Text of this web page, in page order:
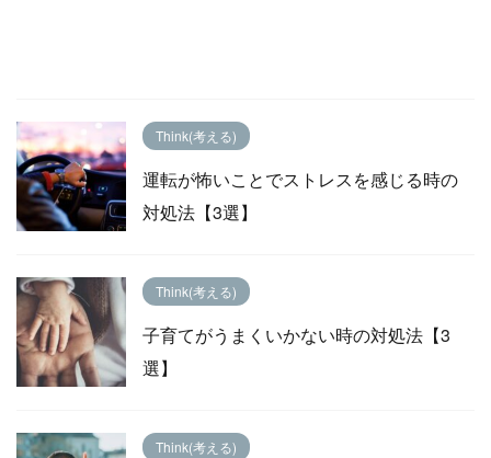
Think(考える)
運転が怖いことでストレスを感じる時の
対処法【3選】
Think(考える)
子育てがうまくいかない時の対処法【3
選】
Think(考える)